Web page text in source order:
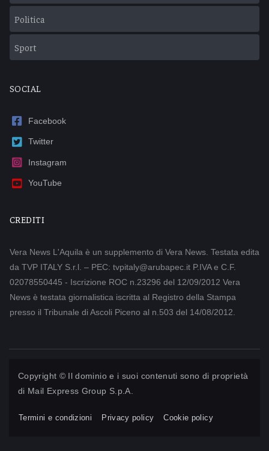
Politica
Sport
SOCIAL
Facebook
Twitter
Instagram
YouTube
CREDITI
Vera News L'Aquila è un supplemento di Vera News. Testata edita
da TVP ITALY S.r.l. – PEC: tvpitaly@arubapec.it P.IVA e C.F.
02078550445 - Iscrizione ROC n.23296 del 12/09/2012 Vera
News è testata giornalistica iscritta al Registro della Stampa
presso il Tribunale di Ascoli Piceno al n.503 del 14/08/2012.
Copyright © Il dominio e i suoi contenuti sono di proprietà
di Mail Express Group S.p.A.
Termini e condizioni Privacy policy Cookie policy